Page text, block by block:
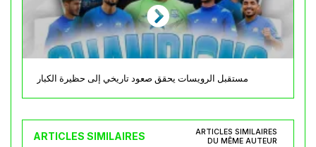
مستقبل الرويسات يحقق صعود تاريخي إلى حظيرة الكبار
ARTICLES SIMILAIRES
ARTICLES SIMILAIRES
DU MÊME AUTEUR